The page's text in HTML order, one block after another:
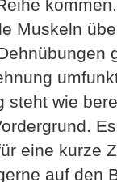
Muskeln
steht wie
eine kurze
auf den